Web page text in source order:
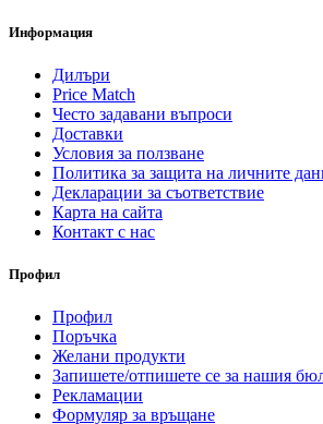
Информация
Дилъри
Price Match
Често задавани въпроси
Доставки
Условия за ползване
Политика за защита на личните
Декларации за съответствие
Карта на сайта
Контакт с нас
Профил
Профил
Поръчка
Желани продукти
Запишете/отпишете се за нашия
Рекламации
Формуляр за връщане